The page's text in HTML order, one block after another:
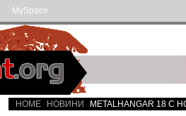
MySpace
HOME НОВИНИ METALHANGAR 18 С